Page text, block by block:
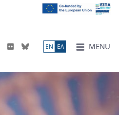
MENU
ΕN ΕΛ